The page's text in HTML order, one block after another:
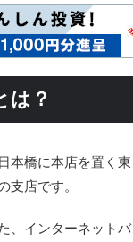
は？
橋に本店を置く
店です。
インターネット